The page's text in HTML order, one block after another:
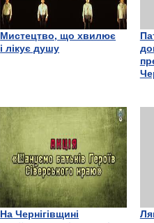
Мистецтво, що хвилює
і лікує душу
На Чернігівщині